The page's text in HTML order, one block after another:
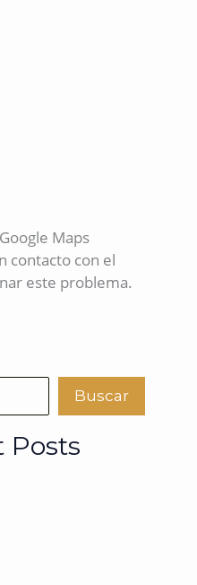
Maps
contacto con el
este problema.
Buscar
Posts